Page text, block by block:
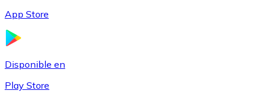
App Store
Disponible en
Play Store